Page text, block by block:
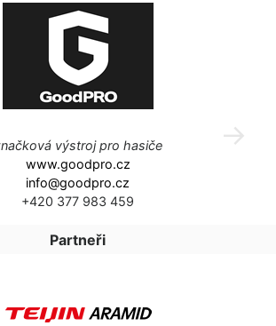
výstroj pro hasiče
www.goodpro.cz
info@goodpro.cz
+420 377 983 459
Partneři